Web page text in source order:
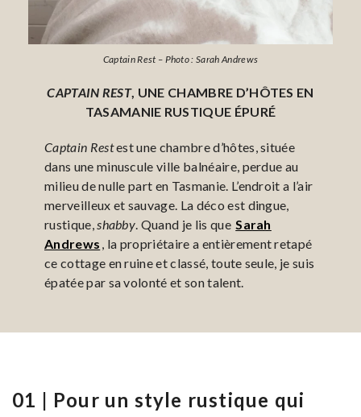
Captain Rest – Photo : Sarah Andrews
CAPTAIN REST, UNE CHAMBRE D’HÔTES EN
TASAMANIE RUSTIQUE ÉPURÉ
Captain Restest une chambre d’hôtes, située
dans une minuscule ville balnéaire, perdue au
milieu de nulle part en Tasmanie. L’endroit a l’air
merveilleux et sauvage. La déco est dingue,
rustique, shabby . Quand je lis que Sarah
Andrews , la propriétaire a entièrement retapé
ce cottage en ruine et classé, toute seule, je suis
épatée par sa volonté et son talent.
01 | Pour un style rustique qui